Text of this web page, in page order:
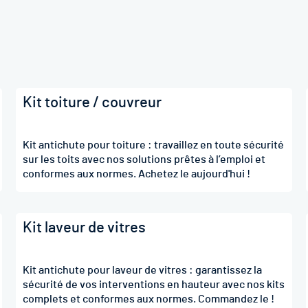
Kit toiture / couvreur
Kit antichute pour toiture : travaillez en toute sécurité
sur les toits avec nos solutions prêtes à l’emploi et
conformes aux normes. Achetez le aujourd'hui !
Kit laveur de vitres
Kit antichute pour laveur de vitres : garantissez la
sécurité de vos interventions en hauteur avec nos kits
complets et conformes aux normes. Commandez le !